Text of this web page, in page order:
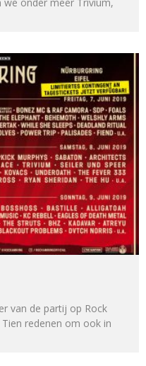
van de partij op Rock
redenen om ook in